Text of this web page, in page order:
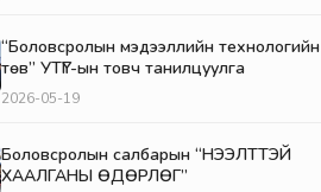
“Боловсролын мэдээллийн технологийн
төв” УТҮГ-ын товч танилцуулга
2026-05-19
Боловсролын салбарын “НЭЭЛТТЭЙ
ХААЛГАНЫ ӨДӨРЛӨГ”